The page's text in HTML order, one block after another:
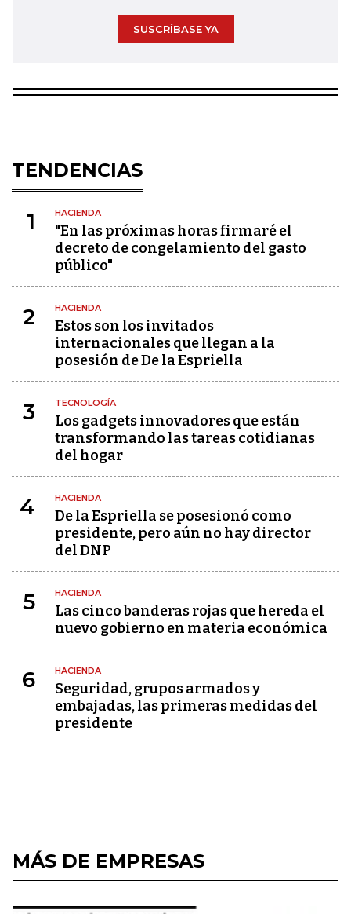
SUSCRÍBASE YA
TENDENCIAS
1 HACIENDA
"En las próximas horas firmaré el
decreto de congelamiento del gasto
público"
2 HACIENDA
Estos son los invitados
internacionales que llegan a la
posesión de De la Espriella
3 TECNOLOGÍA
Los gadgets innovadores que están
transformando las tareas cotidianas
del hogar
4 HACIENDA
De la Espriella se posesionó como
presidente, pero aún no hay director
del DNP
5 HACIENDA
Las cinco banderas rojas que hereda el
nuevo gobierno en materia económica
6 HACIENDA
Seguridad, grupos armados y
embajadas, las primeras medidas del
presidente
MÁS DE EMPRESAS